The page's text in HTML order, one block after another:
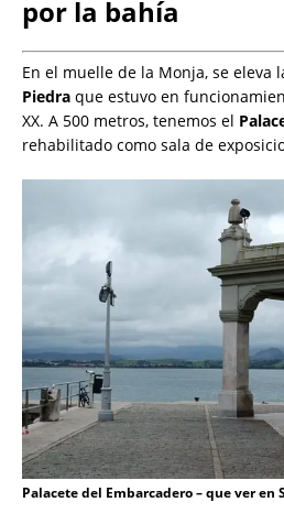
por la bahía
En el muelle de la Monja, se eleva
Piedra que estuvo en
XX. A 500 metros, tenemos el
rehabilitado como sala de
Palacete del Embarcadero – que ver en